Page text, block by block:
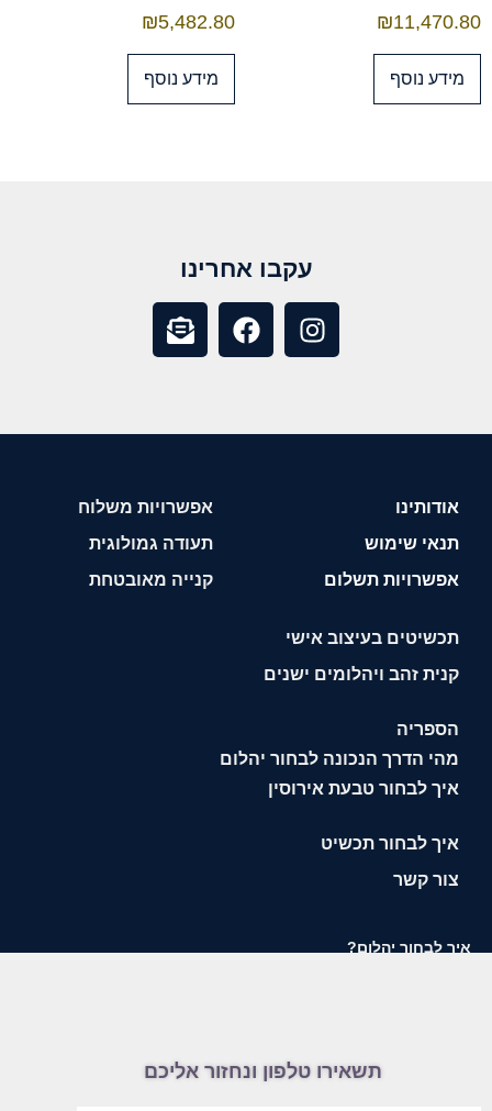
₪11,470.80
מידע נוסף
₪5,482.80
מידע נוסף
עקבו אחרינו
אודותינו
תנאי שימוש
אפשרויות תשלום
אפשרויות משלוח
תעודה גמולוגית
קנייה מאובטחת
תכשיטים בעיצוב אישי
קנית זהב ויהלומים ישנים
הספריה
מהי הדרך הנכונה לבחור יהלום
איך לבחור טבעת אירוסין
איך לבחור תכשיט
צור קשר
איך לבחור יהלום?
תשאירו טלפון ונחזור אליכם